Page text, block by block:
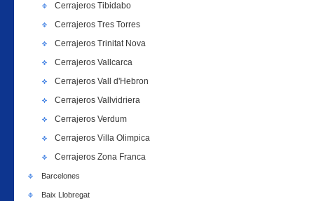
Cerrajeros Tibidabo
Cerrajeros Tres Torres
Cerrajeros Trinitat Nova
Cerrajeros Vallcarca
Cerrajeros Vall d'Hebron
Cerrajeros Vallvidriera
Cerrajeros Verdum
Cerrajeros Villa Olimpica
Cerrajeros Zona Franca
Barcelones
Baix Llobregat